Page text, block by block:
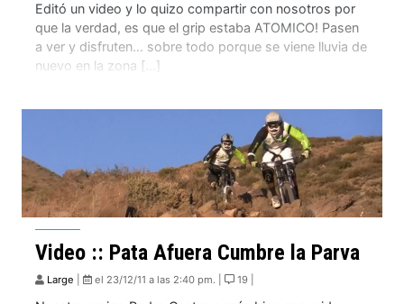
Editó un video y lo quizo compartir con nosotros por
que la verdad, es que el grip estaba ATOMICO! Pasen
a ver y disfruten… sobre todo porque se viene lluvia de
nuevo en la zona […]
Video :: Pata Afuera Cumbre la Parva
Large el 23/12/11 a las 2:40 pm. | 19 |